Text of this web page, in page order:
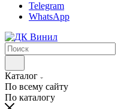
Telegram
WhatsApp
Каталог
По всему сайту
По каталогу